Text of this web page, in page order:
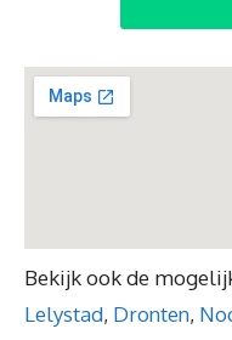
Bekijk ook de
Lelystad, Dronten,